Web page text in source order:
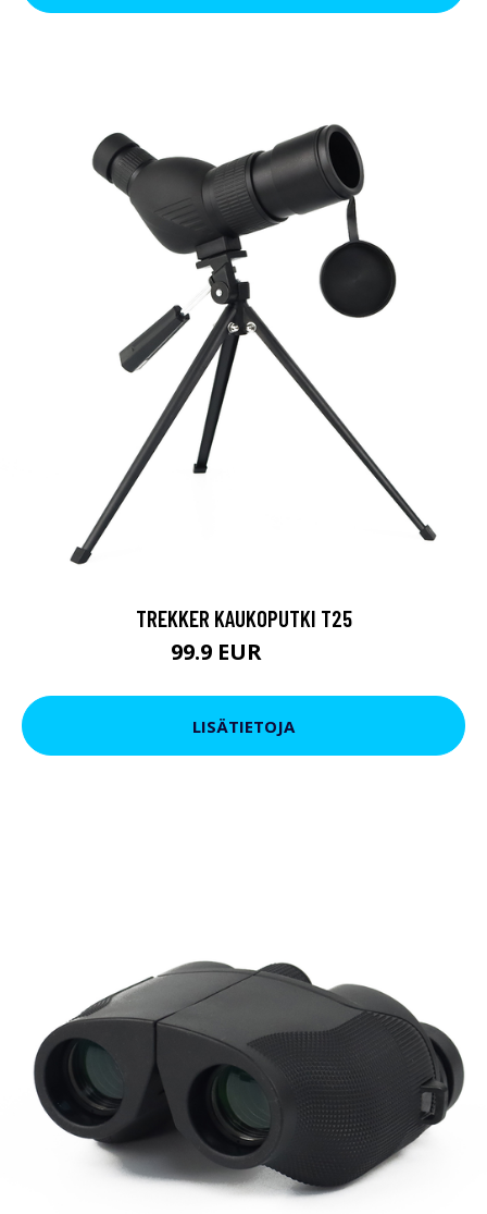
TREKKER KAUKOPUTKI T25
99.9 EUR
LISÄTIETOJA